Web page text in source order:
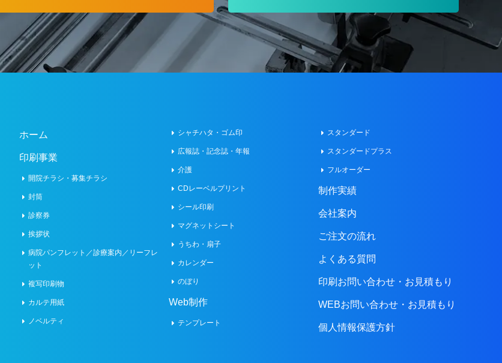
ホーム
印刷事業
開院チラシ・募集チラシ
封筒
診察券
挨拶状
病院パンフレット／診療案内／リーフレ
ット
複写印刷物
カルテ用紙
ノベルティ
シャチハタ・ゴム印
広報誌・記念誌・年報
介護
CDレーベルプリント
シール印刷
マグネットシート
うちわ・扇子
カレンダー
のぼり
Web制作
テンプレート
スタンダード
スタンダードプラス
フルオーダー
制作実績
会社案内
ご注文の流れ
よくある質問
印刷お問い合わせ・お見積もり
WEBお問い合わせ・お見積もり
個人情報保護方針